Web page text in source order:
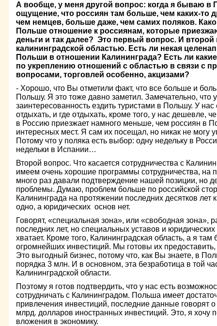
А вообще, у меня другой вопрос: когда я бываю в
ощущение, что россиян там больше, чем каких-то
чем немцев, больше даже, чем самих поляков.
Польше отношение к россиянам, которые
деньги и так далее? Это первый вопрос. И второй
калининградской областью. Есть ли некая
Польши в отношении Калининграда? Есть ли
по укреплению отношений с областью в связи с
вопросами, торговлей особенно, акцизами?
- Хорошо, что Вы отметили факт, что все больше и
Польшу. Я это тоже давно заметил. Замечательно, что
заинтересованность ездить туристами в Польшу. У нас
отдыхать, и где отдыхать, кроме того, у нас дешевле,
в Россию приезжает намного меньше, чем россиян в
интересных мест. Я сам их посещал, но никак не могу
Потому что у поляка есть выбор: одну недельку в
недельки в Испании…
Второй вопрос. Что касается сотрудничества с
имеем очень хорошие программы сотрудничества, на
много раз давали подтверждение нашей позиции, но
проблемы. Думаю, проблем больше по российской
Калининграда на протяжении последних десятков лет
одно, а юридических основ нет.
Говорят, «специальная зона», или «свободная зона»,
последних лет, но специальных уставов и
хватает. Кроме того, Калининградская область, а я там
огромнейших инвестиций. Мы готовы их
Это выгодный бизнес, потому что, как Вы знаете, в
порядка 3 млн. И в основном, эта безработица в той
Калининградской области.
Поэтому я готов подтвердить, что у нас есть
сотрудничать с Калининградом. Польша имеет
привлечения инвестиций, последние данные говорят
млрд. долларов иностранных инвестиций. Это, я хочу
вложения в экономику.